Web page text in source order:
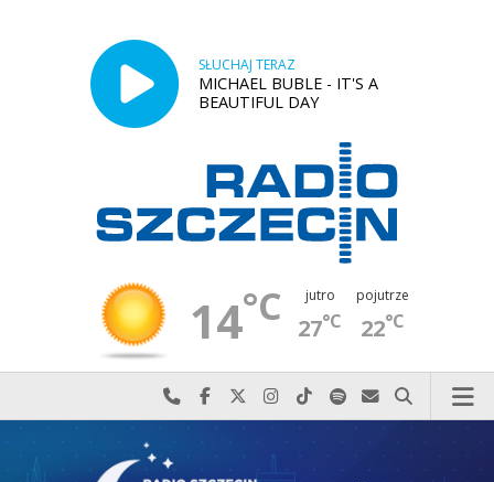
SŁUCHAJ TERAZ
MICHAEL BUBLE - IT'S A
BEAUTIFUL DAY
14°C jutro
27°C
pojutrze
22°C
Najlepiej po prostu do nas zadzwoń
Odwiedź nas na Facebook-u
Odwiedź nas na X
Odwiedź nas na Instagram-ie
Odwiedź nas na TikTok-u
Szukaj nas na Spotify
Wyślij do nas
Szukaj